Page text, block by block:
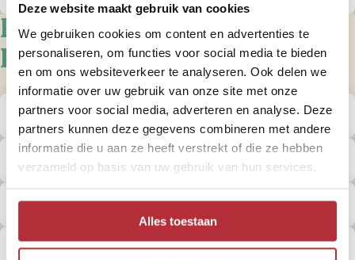
Deze website maakt gebruik van cookies
We gebruiken cookies om content en advertenties te
personaliseren, om functies voor social media te bieden
en om ons websiteverkeer te analyseren. Ook delen we
informatie over uw gebruik van onze site met onze
partners voor social media, adverteren en analyse. Deze
partners kunnen deze gegevens combineren met andere
informatie die u aan ze heeft verstrekt of die ze hebben
verzameld op basis van uw gebruik van hun services.
Alles toestaan
Praktische informatie
Kroatië
Heb ik een visum nodig voor Kroatië?
Heb ik inentingen nodig voor Kroatië?
Kan ik veilig reizen in Kroatië?
Kan ik het kraanwater drinken in Kroatië?